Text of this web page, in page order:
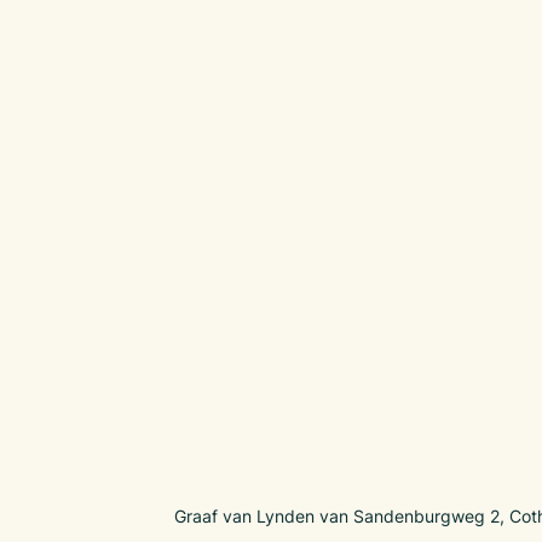
Graaf van Lynden van Sandenburgweg 2,